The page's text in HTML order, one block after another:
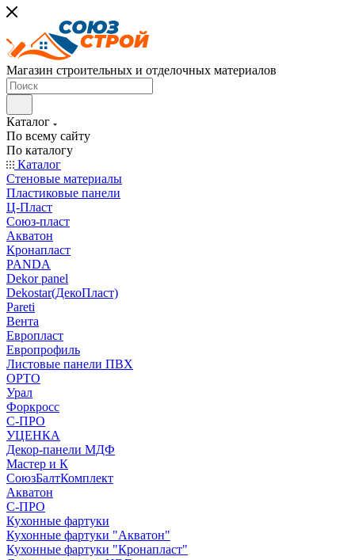
Магазин строительных и отделочных материалов
Каталог
По всему сайту
По каталогу
Каталог
Стеновые материалы
Пластиковые панели
Ц-Пласт
Союз-пласт
Акватон
Кронапласт
PANDA
Dekor panel
Dekostar(ДекоПласт)
Pareti
Вента
Европласт
Европрофиль
Листовые панели ПВХ
ОРТО
Урал
Форкросс
С-ПРО
УЦЕНКА
Декор-панели МДФ
Мастер и К
СоюзБалтКомплект
Акватон
С-ПРО
Кухонные фартуки
Кухонные фартуки "Акватон"
Кухонные фартуки "Кронапласт"